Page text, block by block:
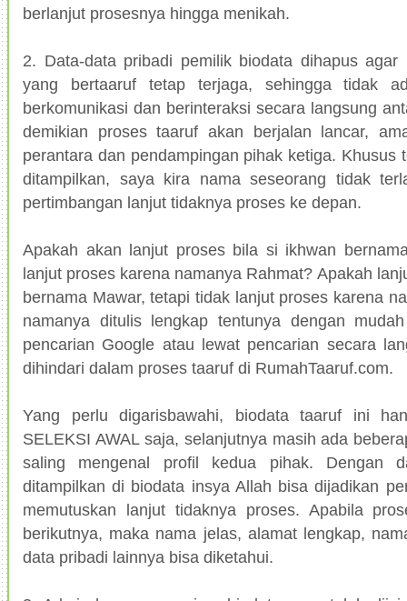
berlanjut prosesnya hingga menikah.
2. Data-data pribadi pemilik biodata dihapus agar
yang bertaaruf tetap terjaga, sehingga tidak
berkomunikasi dan berinteraksi secara langsung
demikian proses taaruf akan berjalan lancar,
perantara dan pendampingan pihak ketiga. Khusus
ditampilkan, saya kira nama seseorang tidak
pertimbangan lanjut tidaknya proses ke depan.
Apakah akan lanjut proses bila si ikhwan
lanjut proses karena namanya Rahmat? Apakah
bernama Mawar, tetapi tidak lanjut proses karena
namanya ditulis lengkap tentunya dengan
pencarian Google atau lewat pencarian secara
dihindari dalam proses taaruf di RumahTaaruf.com.
Yang perlu digarisbawahi, biodata taaruf ini
SELEKSI AWAL saja, selanjutnya masih ada
saling mengenal profil kedua pihak. Dengan
ditampilkan di biodata insya Allah bisa dijadikan
memutuskan lanjut tidaknya proses. Apabila
berikutnya, maka nama jelas, alamat lengkap,
data pribadi lainnya bisa diketahui.